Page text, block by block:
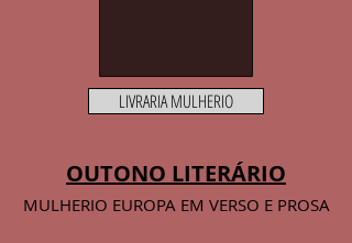
LIVRARIA MULHERIO
OUTONO LITERÁRIO
MULHERIO EUROPA EM VERSO E PROSA